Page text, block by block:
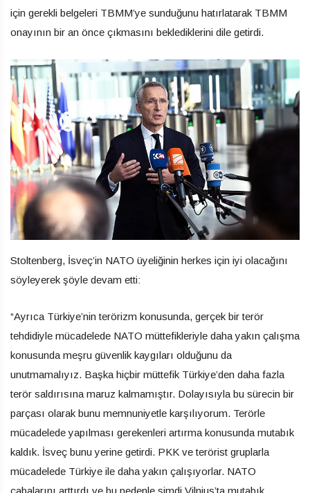
için gerekli belgeleri TBMM’ye sunduğunu hatırlatarak TBMM
onayının bir an önce çıkmasını beklediklerini dile getirdi.
Stoltenberg, İsveç’in NATO üyeliğinin herkes için iyi olacağını
söyleyerek şöyle devam etti:
“Ayrıca Türkiye’nin terörizm konusunda, gerçek bir terör
tehdidiyle mücadelede NATO müttefikleriyle daha yakın çalışma
konusunda meşru güvenlik kaygıları olduğunu da
unutmamalıyız. Başka hiçbir müttefik Türkiye’den daha fazla
terör saldırısına maruz kalmamıştır. Dolayısıyla bu sürecin bir
parçası olarak bunu memnuniyetle karşılıyorum. Terörle
mücadelede yapılması gerekenleri artırma konusunda mutabık
kaldık. İsveç bunu yerine getirdi. PKK ve terörist gruplarla
mücadelede Türkiye ile daha yakın çalışıyorlar. NATO
çabalarını arttırdı ve bu nedenle şimdi Vilnius’ta mutabık